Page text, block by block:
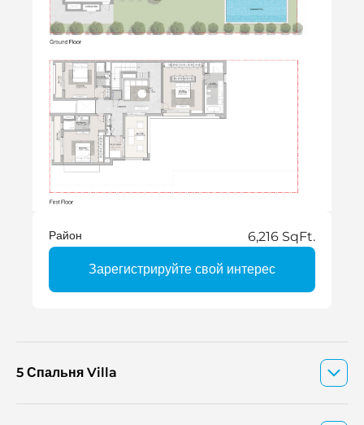
Район 6,216 SqFt.
Зарегистрируйте свой интерес
5 Спальня Villa